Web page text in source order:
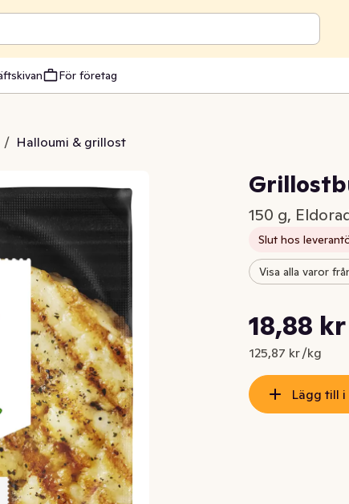
För företag
/ Halloumi & grillost
150 g,
Slut hos
Visa alla varor
Nuvarande pris
18,88 kr
125,87 kr /kg
Styckpris: 125,87
Lägg till